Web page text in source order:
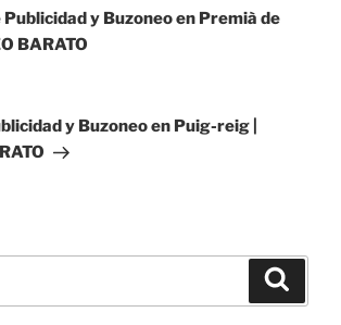
y Buzoneo en Premià de
BARATO
y Buzoneo en Puig-reig |